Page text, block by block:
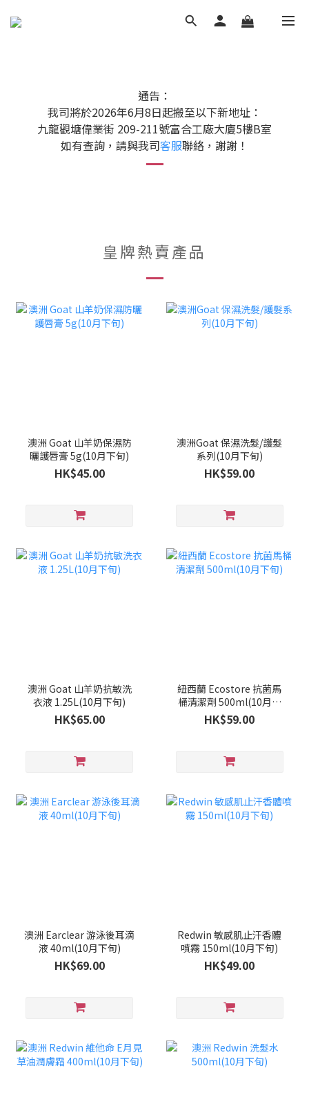
通告：
我司將於2026年6月8日起搬至以下新地址：
九龍觀塘偉業街 209-211號富合工廠大廈5樓B室
如有查詢，請與我司客服聯絡，謝謝！
皇牌熱賣產品
澳洲 Goat 山羊奶保濕防
曬護唇膏 5g(10月下旬)
HK$45.00
澳洲Goat 保濕洗髮/護髮
系列(10月下旬)
HK$59.00
澳洲 Goat 山羊奶抗敏洗
衣液 1.25L(10月下旬)
HK$65.00
紐西蘭 Ecostore 抗菌馬
桶清潔劑 500ml(10月下
旬)
HK$59.00
澳洲 Earclear 游泳後耳滴
液 40ml(10月下旬)
HK$69.00
Redwin 敏感肌止汗香體
噴霧 150ml(10月下旬)
HK$49.00